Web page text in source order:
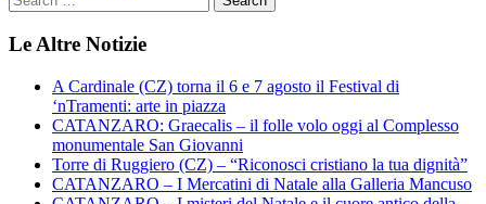
Le Altre Notizie
A Cardinale (CZ) torna il 6 e 7 agosto il Festival di
‘nTramenti: arte in piazza
CATANZARO: Graecalis – il folle volo oggi al Complesso
monumentale San Giovanni
Torre di Ruggiero (CZ) – “Riconosci cristiano la tua dignità”
CATANZARO – I Mercatini di Natale alla Galleria Mancuso